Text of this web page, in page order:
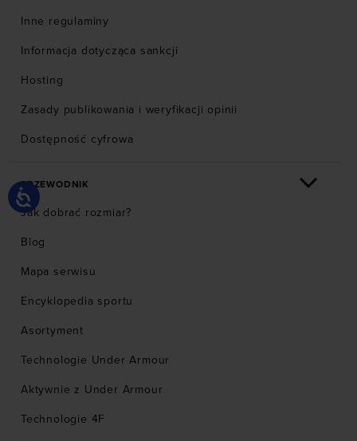
Inne regulaminy
Informacja dotycząca sankcji
Hosting
Zasady publikowania i weryfikacji opinii
Dostępność cyfrowa
PRZEWODNIK
Jak dobrać rozmiar?
Blog
Mapa serwisu
Encyklopedia sportu
Asortyment
Technologie Under Armour
Aktywnie z Under Armour
Technologie 4F